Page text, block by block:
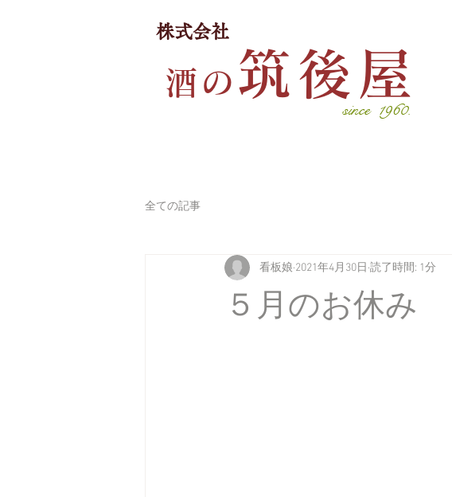
​株式会社
since 1960.
酒 の 筑後屋
全ての記事
５月のお休み
看板娘 2021年4月30日 読了時間: 1分